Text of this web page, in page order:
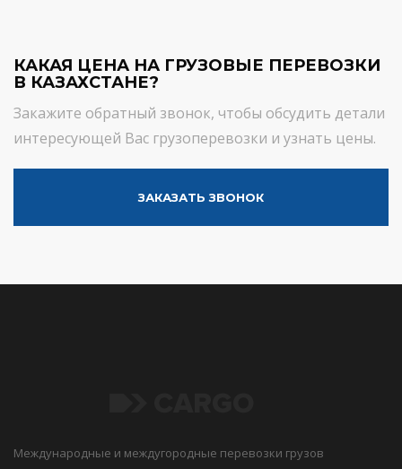
КАКАЯ ЦЕНА НА ГРУЗОВЫЕ ПЕРЕВОЗКИ
В КАЗАХСТАНЕ?
Закажите обратный звонок, чтобы обсудить детали
интересующей Вас грузоперевозки и узнать цены.
ЗАКАЗАТЬ ЗВОНОК
Международные и междугородные перевозки грузов